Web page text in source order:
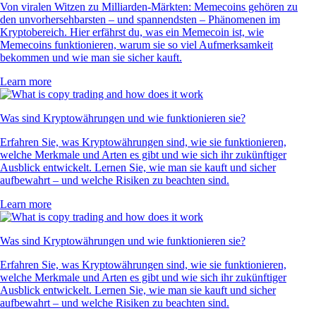
Von viralen Witzen zu Milliarden-Märkten: Memecoins gehören zu
den unvorhersehbarsten – und spannendsten – Phänomenen im
Kryptobereich. Hier erfährst du, was ein Memecoin ist, wie
Memecoins funktionieren, warum sie so viel Aufmerksamkeit
bekommen und wie man sie sicher kauft.
Learn more
Was sind Kryptowährungen und wie funktionieren sie?
Erfahren Sie, was Kryptowährungen sind, wie sie funktionieren,
welche Merkmale und Arten es gibt und wie sich ihr zukünftiger
Ausblick entwickelt. Lernen Sie, wie man sie kauft und sicher
aufbewahrt – und welche Risiken zu beachten sind.
Learn more
Was sind Kryptowährungen und wie funktionieren sie?
Erfahren Sie, was Kryptowährungen sind, wie sie funktionieren,
welche Merkmale und Arten es gibt und wie sich ihr zukünftiger
Ausblick entwickelt. Lernen Sie, wie man sie kauft und sicher
aufbewahrt – und welche Risiken zu beachten sind.